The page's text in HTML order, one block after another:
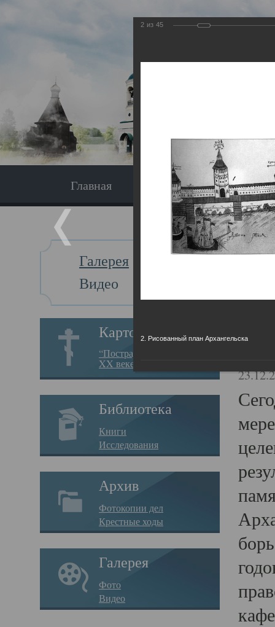
Главная Экскурсия
Галерея
Видео
Картотека
“Пострадавшие за веру в
XX веке на Севере”
Библиотека
Книги
Исследования
Архив
Фотокопии дел
Крестные ходы
Галерея
Фото
Видео
Главная
2 из 45
2. Рисованный план Архангельска